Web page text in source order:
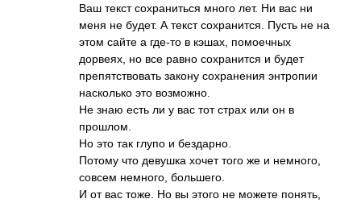
Ваш текст сохраниться много лет. Ни вас ни
меня не будет. А текст сохранится. Пусть не на
этом сайте а где-то в кэшах, помоечных
дорвеях, но все равно сохранится и будет
препятствовать закону сохранения энтропии
насколько это возможно.
Не знаю есть ли у вас тот страх или он в
прошлом.
Но это так глупо и бездарно.
Потому что девушка хочет того же и немного,
совсем немного, большего.
И от вас тоже. Но вы этого не можете понять,